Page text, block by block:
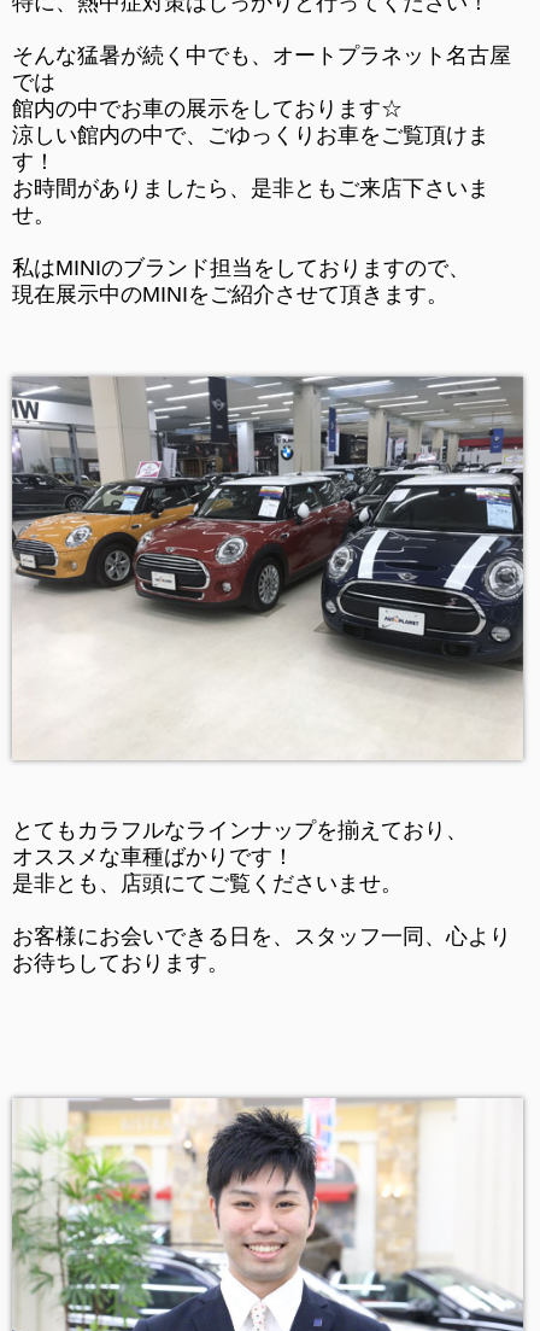
そんな猛暑が続く中でも、オートプラネット名古屋
では
館内の中でお車の展示をしております☆
涼しい館内の中で、ごゆっくりお車をご覧頂けま
す！
お時間がありましたら、是非ともご来店下さいま
せ。
私はMINIのブランド担当をしておりますので、
現在展示中のMINIをご紹介させて頂きます。
とてもカラフルなラインナップを揃えており、
オススメな車種ばかりです！
是非とも、店頭にてご覧くださいませ。
お客様にお会いできる日を、スタッフ一同、心より
お待ちしております。